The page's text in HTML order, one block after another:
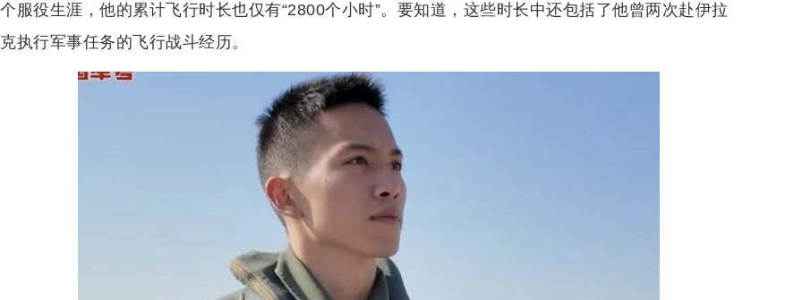
个服役生涯，他的累计飞行时长也仅有“2800个小时”。要知道，这些时长中还包括了他曾两次赴伊拉
克执行军事任务的飞行战斗经历。